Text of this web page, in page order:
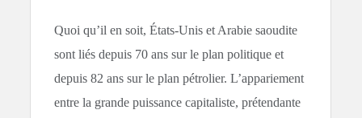
Quoi qu’il en soit, États-Unis et Arabie saoudite
sont liés depuis 70 ans sur le plan politique et
depuis 82 ans sur le plan pétrolier. L’appariement
entre la grande puissance capitaliste, prétendante